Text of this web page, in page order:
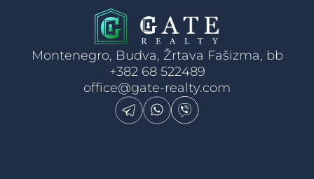
Montenegro, Budva, Žrtava Fašizma, bb
+382 68 522489
office@gate-realty.com